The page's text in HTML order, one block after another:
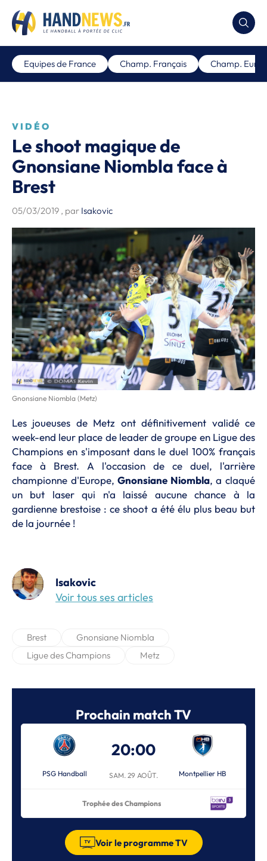
Equipes de France Champ. Français Champ.
VIDÉO
Le shoot magique de
Gnonsiane Niombla face à
Brest
05/03/2019 , par Isakovic
Gnonsiane Niombla (Metz)
Les joueuses de Metz ont définitivement validé ce
week-end leur place de leader de groupe en Ligue des
Champions en s'imposant dans le duel 100% français
face à Brest. A l'occasion de ce duel, l'arrière
championne d'Europe,Gnonsiane Niombla, a claqué
un but laser qui n'a laissé aucune chance à la
gardienne brestoise : ce shoot a été élu plus beau but
de la journée !
Isakovic
Voir tous ses articles
Brest
Gnonsiane Niombla
Ligue des Champions
Metz
Prochain match TV
PSG Handball
20:00
SAM. 29 AOÛT. Montpellier HB
Trophée des Champions
Voir le programme TV